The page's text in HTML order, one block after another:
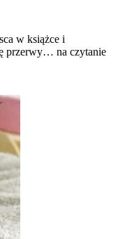
w książce i
przerwy… na czytanie